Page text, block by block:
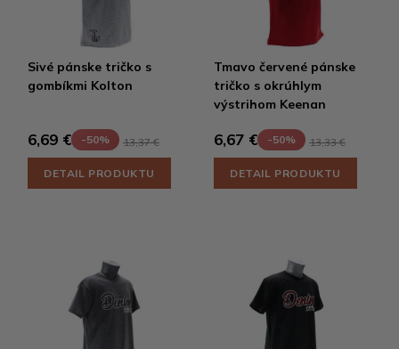
Sivé pánske tričko s
gombíkmi Kolton
6,69 € -50% 13,37 €
DETAIL PRODUKTU
Tmavo červené pánske
tričko s okrúhlym
výstrihom Keenan
6,67 € -50% 13,33 €
DETAIL PRODUKTU